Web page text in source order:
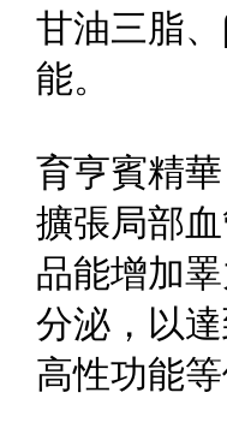
甘油三脂
能。
育亨賓精
擴張局部
品能增加
分泌，以
高性功能